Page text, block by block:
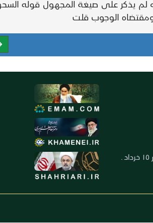
لم يذكر على صيغة المجهول قوله
ومقتضاه الوجوب قلت
العنوان: ايران ـ قم ـ ميدان جهاد ـ بلوار ١٥ خرداد ـ